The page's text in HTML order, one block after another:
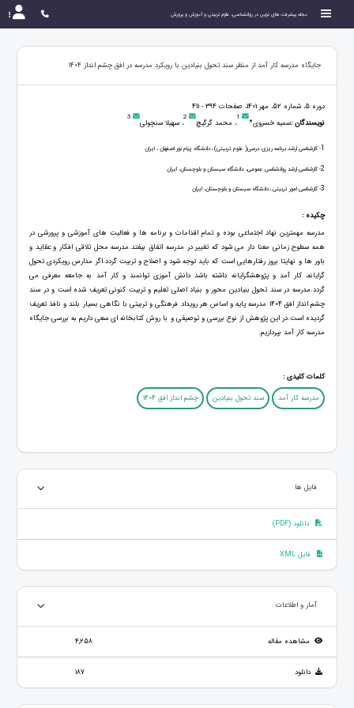
مجله پیشرفت های نوین در روانشناسی، علوم تربیتی و آموزش و پرورش
جایگاه مدرسه کار آمد از منظر سند تحول بنیادین با رویکرد مدرسه در افق چشم انداز 1404
دوره 5، شماره 52، مهر 1401، صفحات 394 - 411
نویسندگان :سمیه خسروی* 1، محمد گرگیچ 2، سهیلا سنچولی 3
1- کارشناسی ارشد برنامه ریزی درسی( علوم تربیتی) ،دانشگاه پیام نور اصفهان ، ایران
2- کارشناسی ارشد روانشناسی عمومی، دانشگاه سیستان و بلوچستان، ایران
3- کارشناسی امور تربیتی ،دانشگاه سیستان و بلوچستان، ایران
چکیده :
مدرسه مهمترین نهاد اجتماعی بوده و تمام اقدامات و برنامه ها و فعالیت های آموزشی و پرورشی در
همه سطوح زمانی معنا دار می شود که تغییر در مدرسه اتفاق بیفتد.مدرسه محل تلاقی افکار و عقاید و
باور ها و نهایتا بروز رفتارهایی است که باید توجه شود و اصلاح و تربیت گردد.اگر مدارس رویکردی تحول
گرایانه، کار آمد و پژوهشگرایانه داشته باشد دانش آموزی توانمند و کار آمد به جامعه معرفی می
گردد.مدرسه در سند تحول بنیادین محور و بنیاد اصلی تعلیم و تربیت کنونی تعریف شده است و در سند
چشم انداز افق ۱۴۰۴ مدرسه پایه و اساس هر رویداد فرهنگی و تربیتی با نگاهی بسیار بلند و نافذ تعریف
گردیده است.در این پژوهش از نوع بررسی و توصیفی و با روش کتابخانه ای سعی داریم به بررسی جایگاه
مدرسه کار آمد بپردازیم.
کلمات کلیدی :
مدرسه کار آمد
سند تحول بنیادین چشم انداز افق 1404
فایل ها
دانلود (PDF)
فایل XML
آمار و اطلاعات
مشاهده مقاله 4,258
دانلود 187